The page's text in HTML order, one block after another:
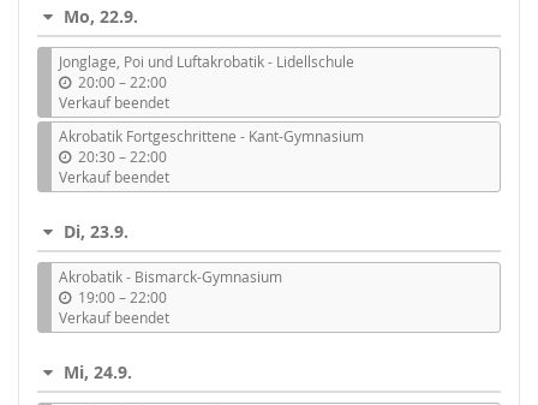
auswählen
Mo, 22.9.
Jonglage, Poi und Luftakrobatik - Lidellschule
20:00–b
i
s
22:00
Verkauf beendet
Akrobatik Fortgeschrittene - Kant-Gymnasium
20:30–b
i
s
22:00
Verkauf beendet
Di, 23.9.
Akrobatik - Bismarck-Gymnasium
19:00–b
i
s
22:00
Verkauf beendet
Mi, 24.9.